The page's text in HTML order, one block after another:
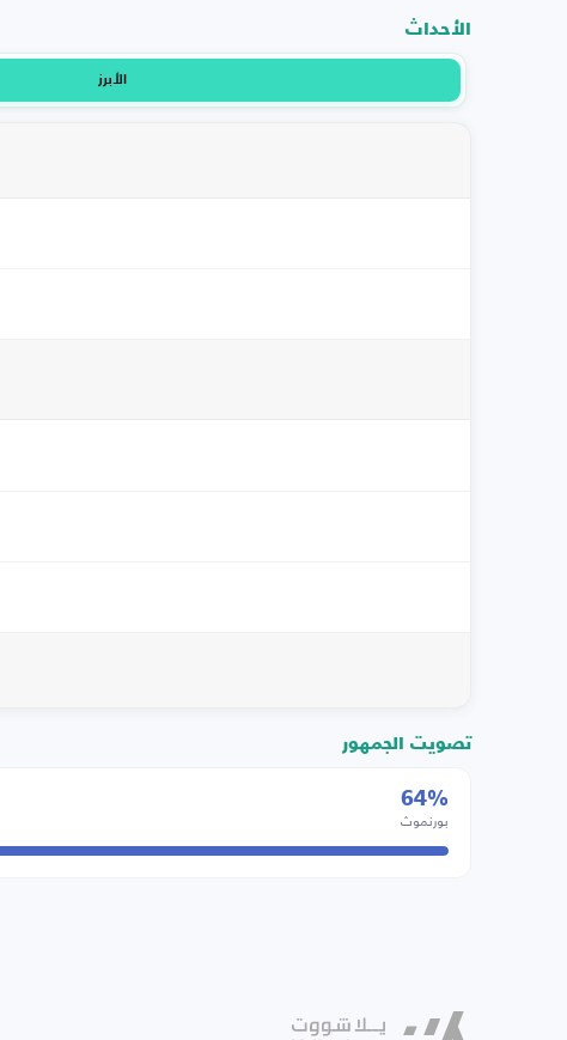
الأحداث
الأبرز
تصويت الجمهور
64%
بورنموث